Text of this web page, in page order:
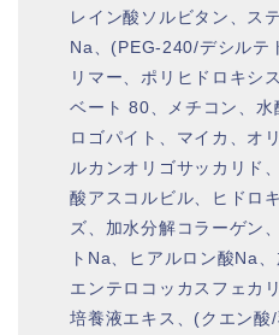
レイン酸ソルビタン、ス
Na、(PEG-240/デシルテ
リマー、ポリヒドロキシ
ベート 80、メチコン、水
ロゴパイト、マイカ、オ
ルカンオリゴサッカリド
酸アスコルビル、ヒドロ
ズ、加水分解コラーゲン
トNa、ヒアルロン酸Na
エンテロコッカスフェカ
培養液エキス、(クエン酸